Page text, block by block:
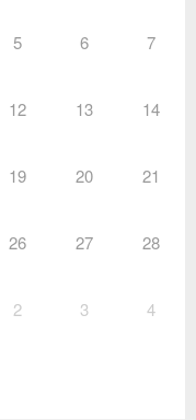
5 6 7
12 13 14
19 20 21
26 27 28
2 3 4